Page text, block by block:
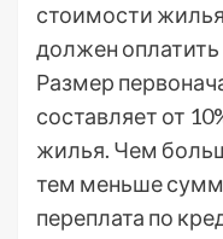
стоимости
должен оплатить
Размер
составляет от
жилья. Чем
тем меньше
переплата по